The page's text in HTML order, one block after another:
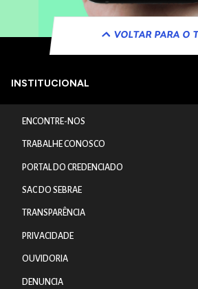
VOLTAR PARA O
INSTITUCIONAL
ENCONTRE-NOS
TRABALHE CONOSCO
PORTAL DO CREDENCIADO
SAC DO SEBRAE
TRANSPARÊNCIA
PRIVACIDADE
OUVIDORIA
DENUNCIA